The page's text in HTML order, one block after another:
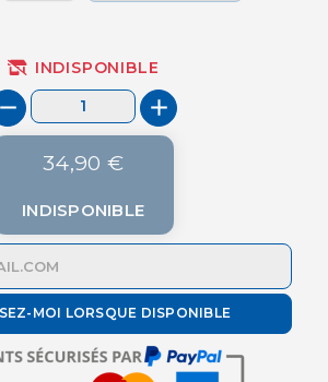
INDISPONIBLE
34,90 €
INDISPONIBLE
MOI LORSQUE DISPONIBLE